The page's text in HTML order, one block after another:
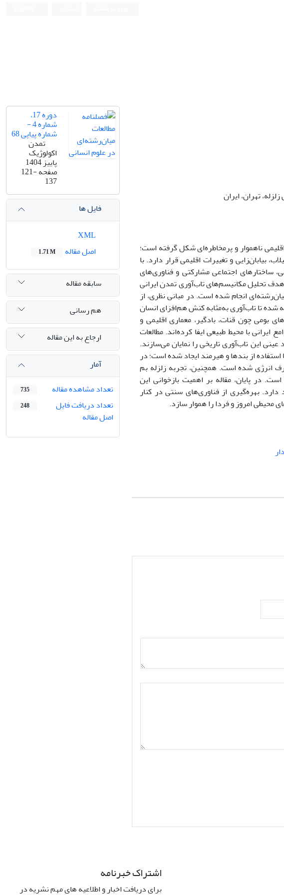
تهران، ایران
ناهموار و پرمخاطره‌ای شکل گرفته است؛
و تغییرات اقلیمی قرار دارد. با
ساختارهای اجتماعی مشارکتی و فناوری‌های
تحلیل مکانیسم‌های تاب‌آوری تمدن ایرانی
انجام شده است. در مبانی نظری، از
شده تا تاب‌آوری به‌مثابه کنش هم‌افزای انسان
چون قنات، بادگیر، معماری اقلیمی و
با محیط طبیعی ایفا کرده‌اند. مطالعات
این تاب‌آوری تاریخی را نمایان می‌سازند.
از بندها و هیرمند ایجاد شده است؛ در
انرژی شده است. همچنین، تجربه زلزله بم
در پایان، مقاله بر اهمیت بازخوانی این
بهره‌گیری از فناوری‌های سنتی در کنار
محیطی امروز و فردا را هموار سازد.
دوره 17،
شماره 4 -
شماره پیاپی 68
تمدن
اکولوژیک
پاییز 1404
صفحه121-
137
فایل ها
اصل مقاله
1.71 M
سابقه مقاله
هم رسانی
ارجاع به این مقاله
آمار
تعداد مشاهده مقاله
735
تعداد دریافت فایل
اصل مقاله
248
اشتراک خبرنامه
برای دریافت اخبار و اطلاعیه های مهم نشریه در